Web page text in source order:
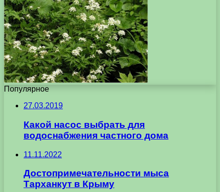
Популярное
27.03.2019
Какой насос выбрать для
водоснабжения частного дома
11.11.2022
Достопримечательности мыса
Тарханкут в Крыму